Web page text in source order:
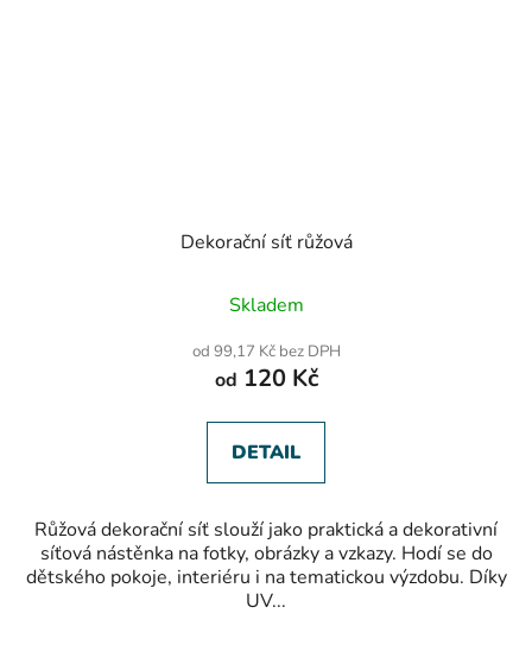
Dekorační síť růžová
hodnocení
je
5,0
5
hvězdiček.
Skladem
od 99,17 Kč bez DPH
od 120 Kč
DETAIL
Růžová dekorační síť slouží jako praktická a dekorativní
síťová nástěnka na fotky, obrázky a vzkazy. Hodí se do
dětského pokoje, interiéru i na tematickou výzdobu. Díky
UV...